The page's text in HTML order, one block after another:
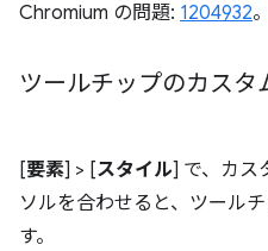
Chromium の問題: 1204932。
ツールチップのカスタ
[要素] > [スタイル] で、カス
ソルを合わせると、ツール
す。